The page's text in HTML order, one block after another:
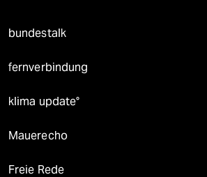
bundestalk
fernverbindung
klima update°
Mauerecho
Freie Rede